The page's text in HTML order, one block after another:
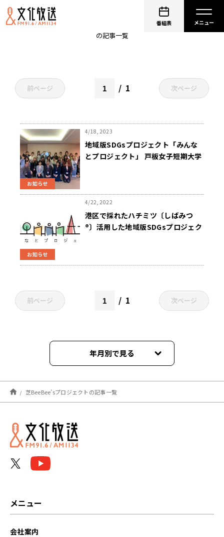
番組表
芝BeeBee’sプロジェクト
の記事一覧
前ページ 1 次ページ
お知らせ
4/18, 2023
地域版SDGsプロジェクト「みんな
とプロジェクト」 戸板女子短期大学
お知らせ
4/22, 2022
港区で採れたハチミツ〔しばみつ
®〕活用した地域版SDGsプロジェク
前ページ 1 次ページ
年月別で見る
2023年04月
2022年04月
芝BeeBee’sプロジェクトの記事一覧
メニュー
会社案内